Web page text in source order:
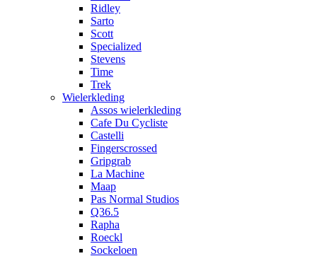
Ridley
Sarto
Scott
Specialized
Stevens
Time
Trek
Wielerkleding
Assos wielerkleding
Cafe Du Cycliste
Castelli
Fingerscrossed
Gripgrab
La Machine
Maap
Pas Normal Studios
Q36.5
Rapha
Roeckl
Sockeloen